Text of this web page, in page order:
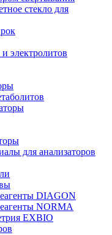
стекло для
электролитов
для анализаторов
DIAGON
NORMA
EXBIO